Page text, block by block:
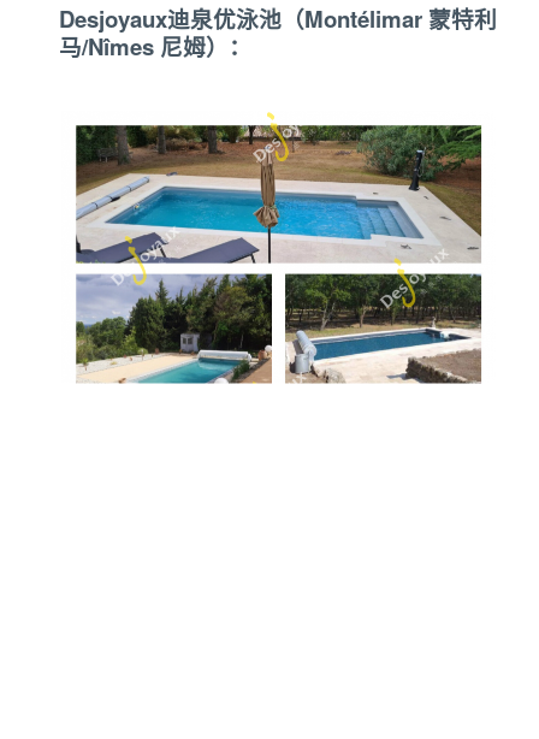
Desjoyaux迪泉优泳池（Montélimar 蒙特利
马/Nîmes 尼姆）：